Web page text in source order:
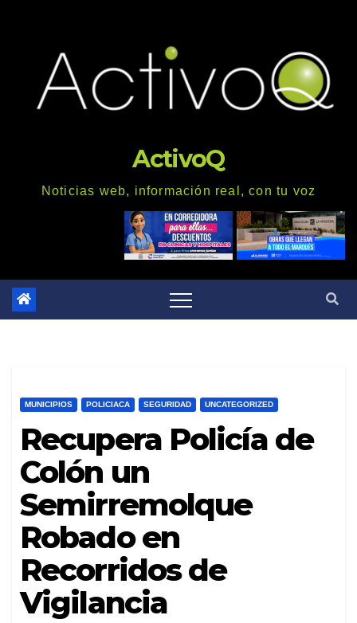
ActivoQ
Noticias web, información real, con tu voz
MUNICIPIOS POLICIACA SEGURIDAD UNCATEGORIZED
Recupera Policía de
Colón un
Semirremolque
Robado en
Recorridos de
Vigilancia